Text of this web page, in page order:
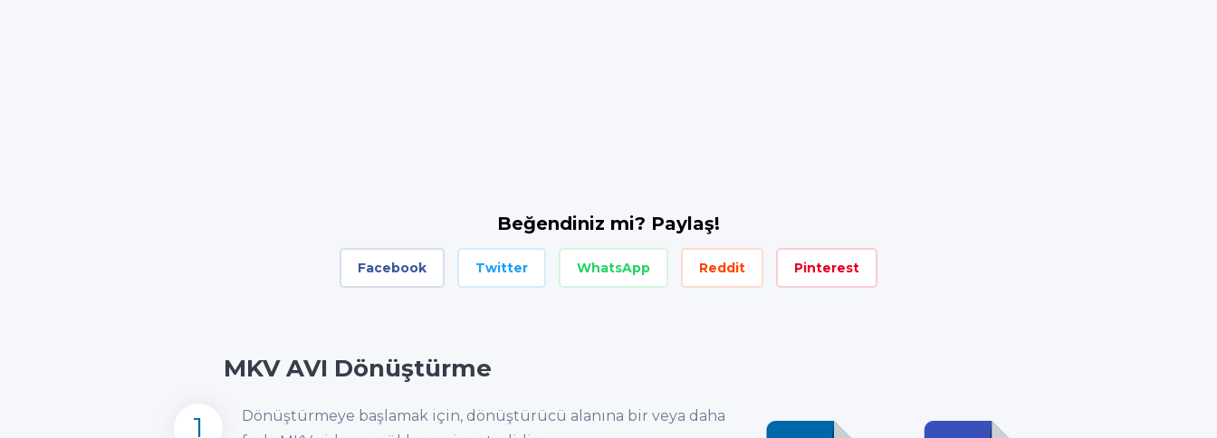
Beğendiniz mi? Paylaş!
Facebook Twitter WhatsApp Reddit Pinterest
MKV AVI Dönüştürme
1
Dönüştürmeye başlamak için, dönüştürücü alanına bir veya daha